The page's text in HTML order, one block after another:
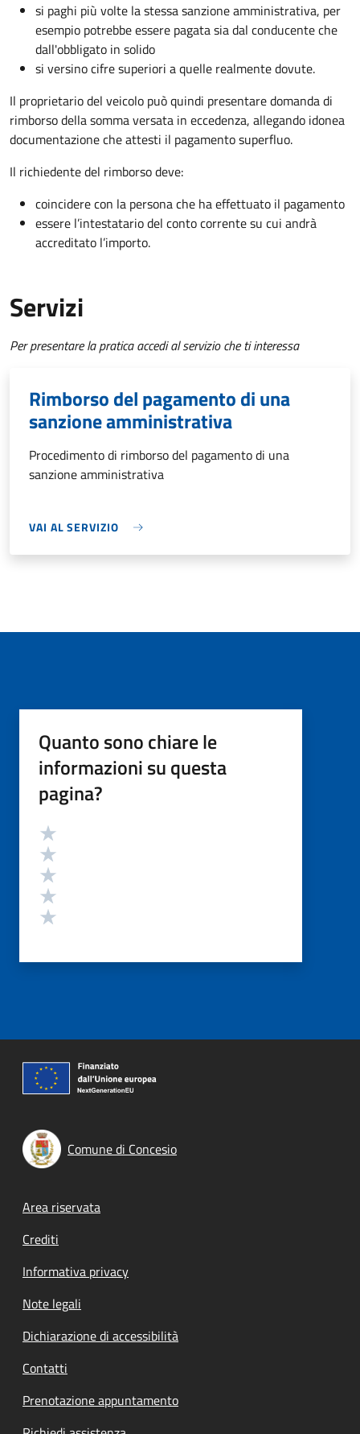
si paghi più volte la stessa sanzione amministrativa, per
esempio potrebbe essere pagata sia dal conducente che
dall'obbligato in solido
si versino cifre superiori a quelle realmente dovute.
Il proprietario del veicolo può quindi presentare domanda di
rimborso della somma versata in eccedenza, allegando idonea
documentazione che attesti il pagamento superfluo.
Il richiedente del rimborso deve:
coincidere con la persona che ha effettuato il pagamento
essere l’intestatario del conto corrente su cui andrà
accreditato l’importo.
Servizi
Per presentare la pratica accedi al servizio che ti interessa
Rimborso del pagamento di una
sanzione amministrativa
Procedimento di rimborso del pagamento di una
sanzione amministrativa
VAI AL SERVIZIO
Quanto sono chiare le
informazioni su questa
pagina?
Valutazione
Comune di Concesio
Footer menu
Area riservata
Crediti
Informativa privacy
Note legali
Dichiarazione di accessibilità
Contatti
Prenotazione appuntamento